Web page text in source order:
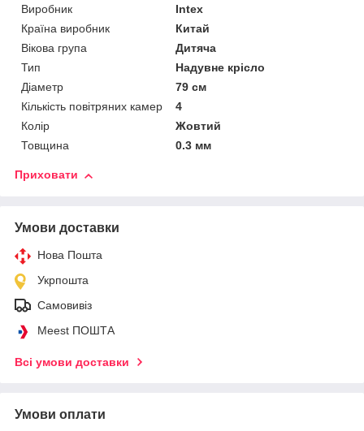
Виробник
Intex
Країна виробник
Китай
Вікова група
Дитяча
Тип
Надувне крісло
Діаметр
79 см
Кількість повітряних камер
4
Колір
Жовтий
Товщина
0.3 мм
Приховати
Умови доставки
Нова Пошта
Укрпошта
Самовивіз
Meest ПОШТА
Всі умови доставки
Умови оплати